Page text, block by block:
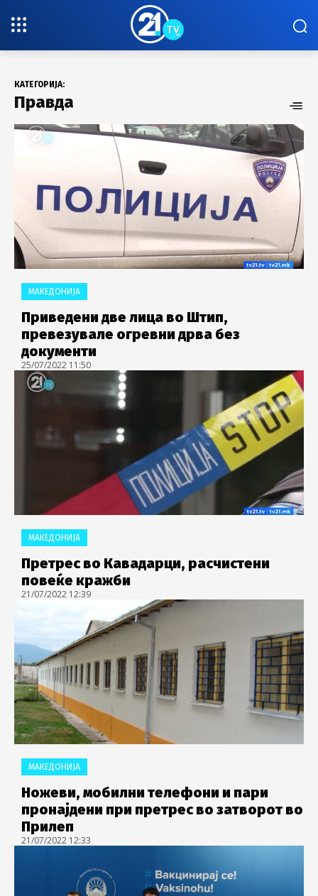
КАТЕГОРИЈА:
Правда
МАКЕДОНИЈА
Приведени две лица во Штип,
превезувале огревни дрва без
документи
25/07/2022 11:50
МАКЕДОНИЈА
Претрес во Кавадарци, расчистени
повеќе кражби
21/07/2022 12:39
МАКЕДОНИЈА
Ножеви, мобилни телефони и пари
пронајдени при претрес во затворот во
Прилеп
21/07/2022 12:33